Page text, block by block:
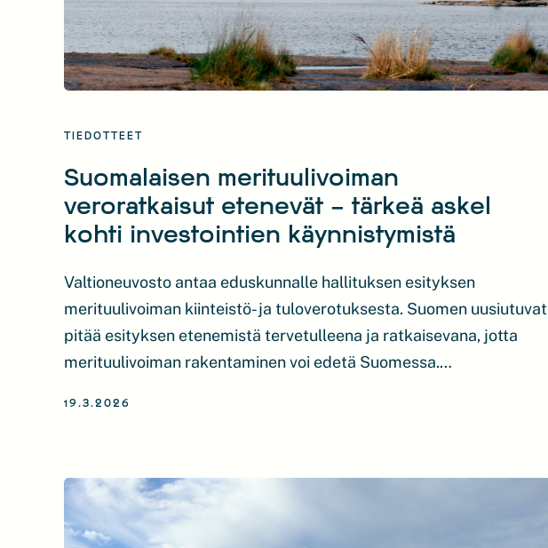
TIEDOTTEET
Suomalaisen merituulivoiman
veroratkaisut etenevät – tärkeä askel
kohti investointien käynnistymistä
Valtioneuvosto antaa eduskunnalle hallituksen esityksen
merituulivoiman kiinteistö- ja tuloverotuksesta. Suomen uusiutuvat
pitää esityksen etenemistä tervetulleena ja ratkaisevana, jotta
merituulivoiman rakentaminen voi edetä Suomessa.
huomattavasti kalliimpaa. Perustuksen investointikustannukset ja
rakentamisen kustannukset ovat selvästi korkeammat, […]
19.3.2026